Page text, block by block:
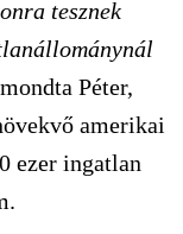
tesznek
Péter,
amerikai
ezer ingatlan